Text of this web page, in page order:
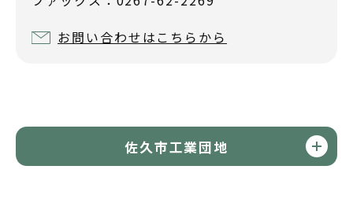
お問い合わせはこちらから
佐久市工業団地